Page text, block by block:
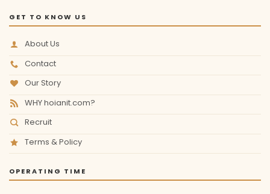
GET TO KNOW US
About Us
Contact
Our Story
WHY hoianit.com?
Recruit
Terms & Policy
OPERATING TIME